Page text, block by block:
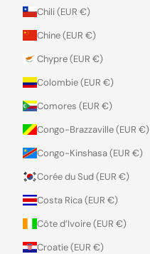
Chili (EUR €)
Chine (EUR €)
Chypre (EUR €)
Colombie (EUR €)
Comores (EUR €)
Congo-Brazzaville (EUR €)
Congo-Kinshasa (EUR €)
Corée du Sud (EUR €)
Costa Rica (EUR €)
Côte d’Ivoire (EUR €)
Croatie (EUR €)